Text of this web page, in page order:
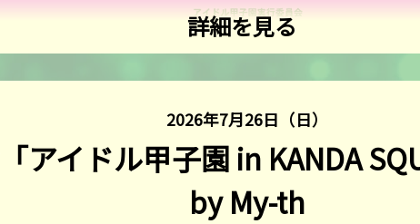
詳細を見る
2026年7月26日（日）
アイドル甲子園 in KANDA
by My-th